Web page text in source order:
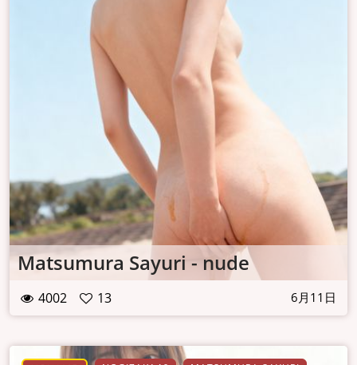
Matsumura Sayuri - nude
4002 13 6月11日